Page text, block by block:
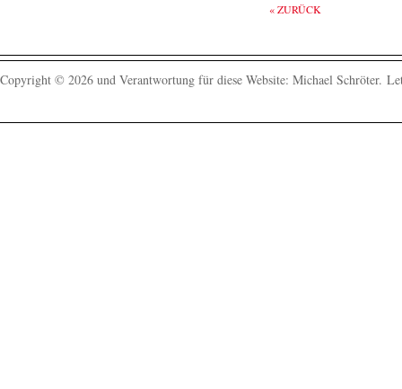
« ZURÜCK
Copyright © 2026 und Verantwortung für diese Website: Michael Schröter.